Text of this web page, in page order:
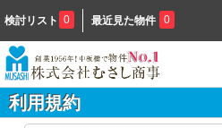
検討リスト 0 最近見た物件 0
利用規約